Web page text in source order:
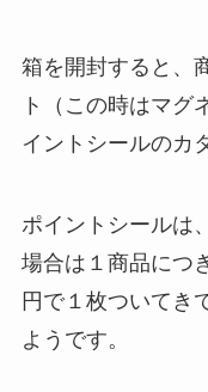
箱を開封すると、
ト（この時はマグ
イントシールのカ
ポイントシールは
場合は１商品につ
円で１枚ついてき
ようです。